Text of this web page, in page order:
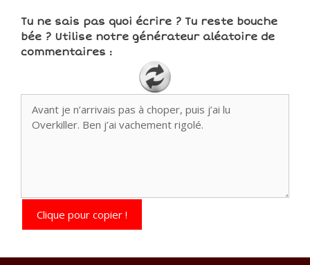
Tu ne sais pas quoi écrire ? Tu reste bouche
bée ? Utilise notre générateur aléatoire de
commentaires :
Clique pour copier !